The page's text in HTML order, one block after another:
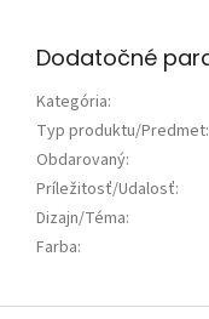
Dodatočné
Kategória:
Typ produktu/Predmet:
Obdarovaný:
Príležitosť/Udalosť:
Dizajn/Téma:
Farba: